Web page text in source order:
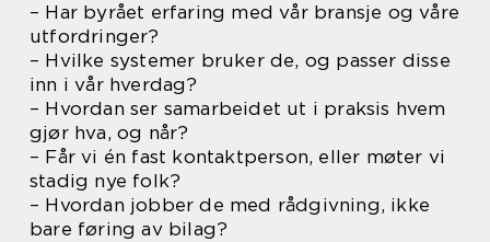
– Har byrået erfaring med vår bransje og våre
utfordringer?
– Hvilke systemer bruker de, og passer disse
inn i vår hverdag?
– Hvordan ser samarbeidet ut i praksis hvem
gjør hva, og når?
– Får vi én fast kontaktperson, eller møter vi
stadig nye folk?
– Hvordan jobber de med rådgivning, ikke
bare føring av bilag?